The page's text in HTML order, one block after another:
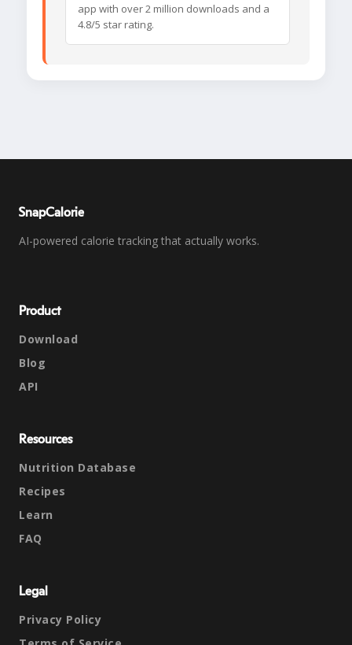
app with over 2 million downloads and a
4.8/5 star rating.
SnapCalorie
AI-powered calorie tracking that actually works.
Product
Download
Blog
API
Resources
Nutrition Database
Recipes
Learn
FAQ
Legal
Privacy Policy